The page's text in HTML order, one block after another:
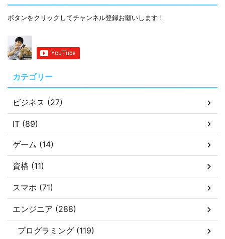
ボタンをクリックしてチャンネル登録お願いします！
カテゴリー
ビジネス (27)
IT (89)
ゲーム (14)
資格 (11)
スマホ (71)
エンジニア (288)
プログラミング (119)